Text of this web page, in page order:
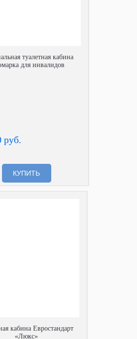
туалетная кабина
для инвалидов
руб.
КУПИТЬ
кабина Евростандарт
«Люкс»